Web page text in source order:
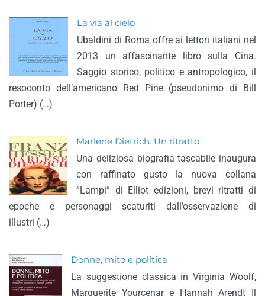
La via al cielo
Ubaldini di Roma offre ai lettori italiani nel
2013 un affascinante libro sulla Cina.
Saggio storico, politico e antropologico, il
resoconto dell’americano Red Pine (pseudonimo di Bill
Porter) (…)
Marlene Dietrich. Un ritratto
Una deliziosa biografia tascabile inaugura
con raffinato gusto la nuova collana
“Lampi” di Elliot edizioni, brevi ritratti di
epoche e personaggi scaturiti dall’osservazione di
illustri (…)
Donne, mito e politica
La suggestione classica in Virginia Woolf,
Marguerite Yourcenar e Hannah Arendt Il